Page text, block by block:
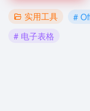
实用工具 #
# 电子表格